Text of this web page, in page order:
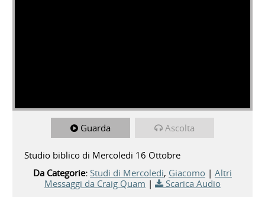
Guarda Ascolta
Studio biblico di Mercoledi 16 Ottobre
Da Categorie: Studi di Mercoledi, Giacomo | Altri
Messaggi da Craig Quam | Scarica Audio